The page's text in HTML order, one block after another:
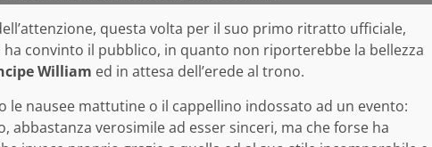
questa volta per il suo primo ritratto ufficiale,
ha convinto il pubblico, in quanto non riporterebbe la bellezza
William ed in attesa dell’erede al trono.
le nausee mattutine o il cappellino indossato ad un evento:
verosimile ad esser sinceri, ma che forse ha